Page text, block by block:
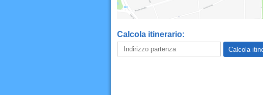
Calcola itinerario: